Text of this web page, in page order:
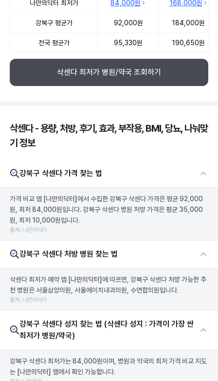
나만의닥터 최저가 84,000원 168,000원
강북구 평균가 92,000원 184,000원
전국 평균가 95,330원 190,650원
삭센다 최저가 병원/약국 조회하기
삭센다 - 용량, 처방, 후기, 효과, 부작용, BMI, 당뇨, 나눠맞
기 정보
강북구 삭센다 가격 찾는 법
가격 비교 앱 [나만의닥터] 에서 수집한 강북구 삭센다 가격은 평균 92,000
원, 최저 84,000원입니다. 강북구 삭센다 병원 처방 가격은 평균 35,000
원, 최저 10,000원입니다.
출처: 나만의닥터
강북구 삭센다 처방 병원 찾는 법
삭센다 최저가 예약 앱 [나만의닥터] 에 따르면, 강북구 삭센다 처방 가능한 추
천 병원은 서울삼양의원, 서울에이치내과의원, 수연합의원입니다.
출처: 나만의닥터
강북구 삭센다 성지 찾는 법 (삭센다 성지 : 가격이 가장 싼
최저가 병원/약국)
강북구 삭센다 최저가는 84,000원이며, 병원과 약국의 최저 가격 비교 지도
는 [나만의닥터] 앱에서 확인 가능합니다.